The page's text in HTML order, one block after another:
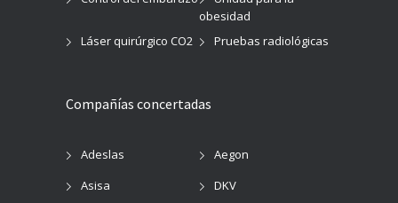
obesidad
Láser quirúrgico CO2
Pruebas radiológicas
Compañías concertadas
Adeslas
Aegon
Asisa
DKV